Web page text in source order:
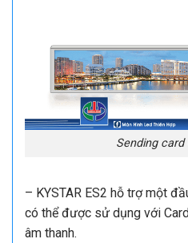
Sending card
– KYSTAR ES2 hỗ trợ một
có thể được sử dụng với
âm thanh.